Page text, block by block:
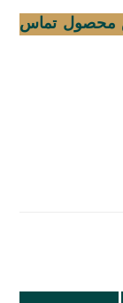
محصول تماس